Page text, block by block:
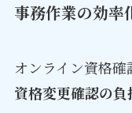
事務作業の効率
オンライン資格確
資格変更確認の